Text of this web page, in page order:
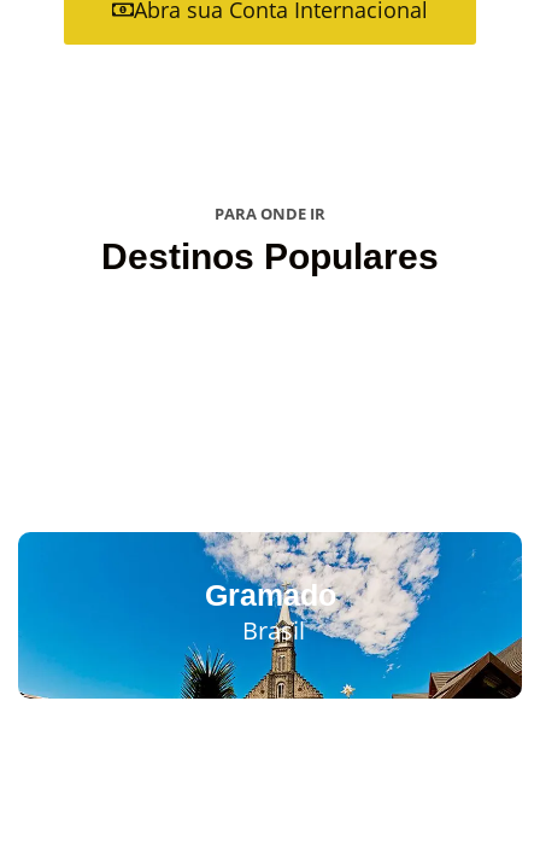
Abra sua Conta Internacional
PARA ONDE IR
Destinos Populares
Gramado
Brasil